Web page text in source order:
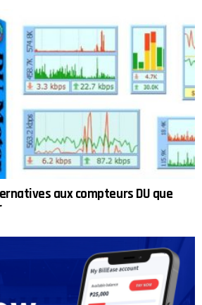
aux compteurs DU que